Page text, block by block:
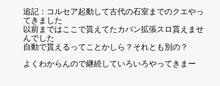
追記：コルセア起動して古代の石室までのクエやっ
てきました
以前まではここで貰えてたカバン拡張スロ貰えませ
んでした
自動で貰えるってことかしら？それとも別の？
よくわからんので継続していろいろやってきまー